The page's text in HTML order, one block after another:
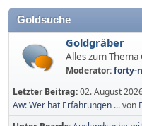
Goldsuche
Goldgräber
Alles zum Thema
Moderator:forty-
Letzter Beitrag:02. August
Aw: Wer hat Erfahrungen ...von